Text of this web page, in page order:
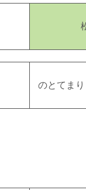
のとてま